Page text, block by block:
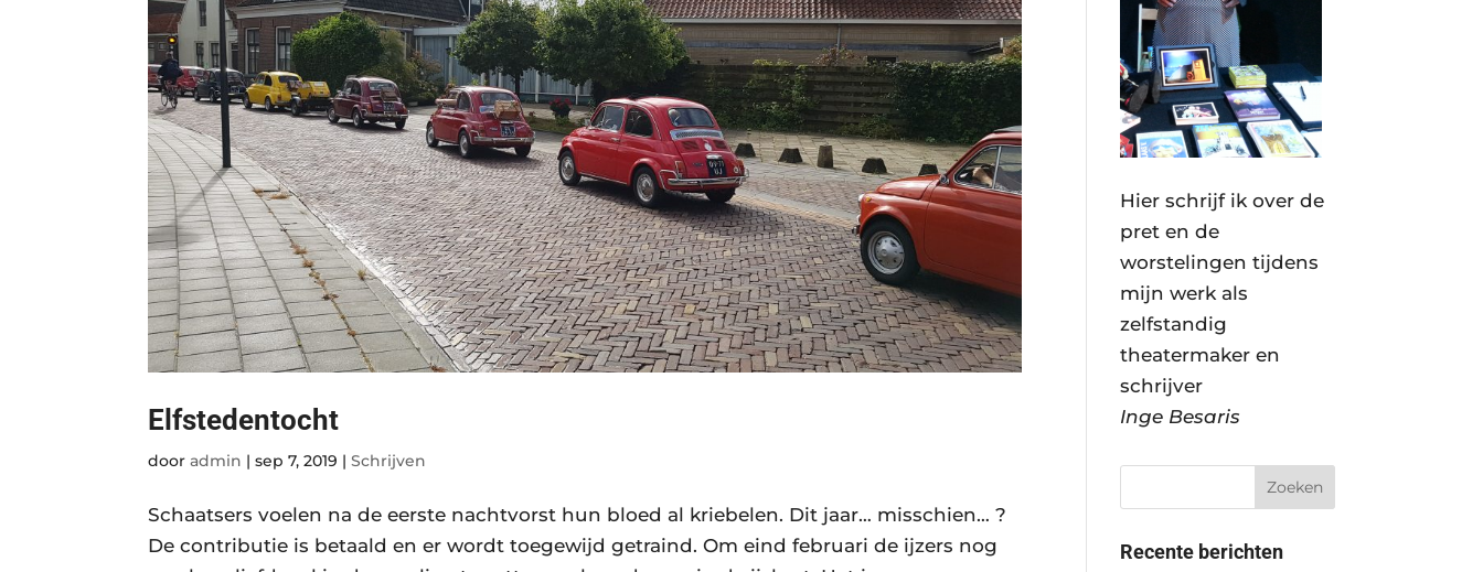
Elfstedentocht
dooradmin |sep 7, 2019 |Schrijven
Schaatsers voelen na de eerste nachtvorst hun bloed al kriebelen. Dit jaar… misschien… ?
De contributie is betaald en er wordt toegewijd getraind. Om eind februari de ijzers nog
Hier schrijf ik over de
pret en de
worstelingen tijdens
mijn werk als
zelfstandig
theatermaker en
schrijver
Inge Besaris
Recente berichten